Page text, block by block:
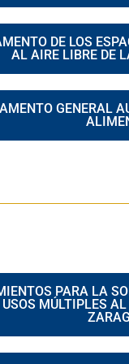
DE LOS
AL AIRE LIBRE DE
GENERAL
PARA LA
USOS MÚLTIPLES